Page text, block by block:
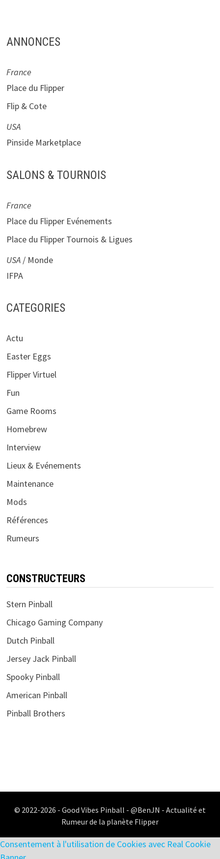
ANNONCES
France
Place du Flipper
Flip & Cote
USA
Pinside Marketplace
SALONS & TOURNOIS
France
Place du Flipper Evénements
Place du Flipper Tournois & Ligues
USA/ Monde
IFPA
CATEGORIES
Actu
Easter Eggs
Flipper Virtuel
Fun
Game Rooms
Homebrew
Interview
Lieux & Evénements
Maintenance
Mods
Références
Rumeurs
CONSTRUCTEURS
Stern Pinball
Chicago Gaming Company
Dutch Pinball
Jersey Jack Pinball
Spooky Pinball
American Pinball
Pinball Brothers
© 2022-2026 - Good Vibes Pinball - @BenJN - Actualité et
Rumeur de la planète Flipper
Consentement à l'utilisation de Cookies avec Real Cookie